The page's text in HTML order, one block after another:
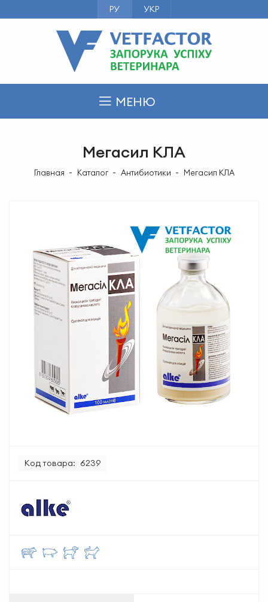
РУ УКР
МЕНЮ
Мегасил КЛА
Главная Каталог Антибиотики Мегасил КЛА
Код товара: 6239